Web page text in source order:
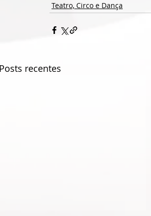
Teatro, Circo e Dança
recentes